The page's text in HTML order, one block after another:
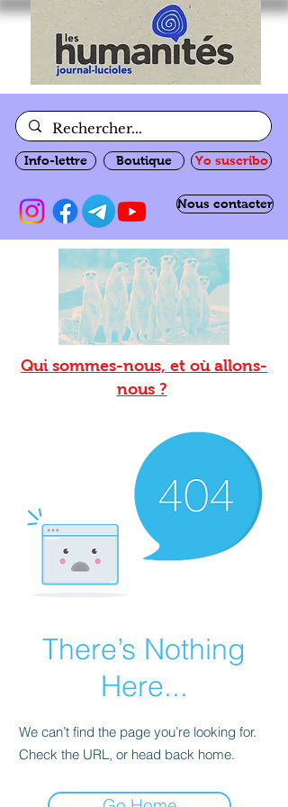
Info-lettre Boutique Yo suscribo
Nous contacter
Qui sommes-nous, et où allons-
nous ?
There’s Nothing
Here...
We can’t find the page you’re looking for.
Check the URL, or head back home.